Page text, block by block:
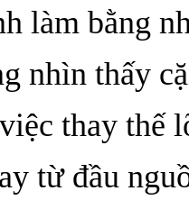
làm bằng
nhìn thấy
thay thế
từ đầu